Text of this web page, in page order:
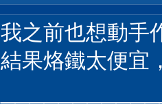
我之前也想動手
結果烙鐵太便宜